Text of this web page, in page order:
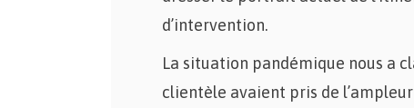
d’intervention.
La situation pandémique nous a
clientèle avaient pris de